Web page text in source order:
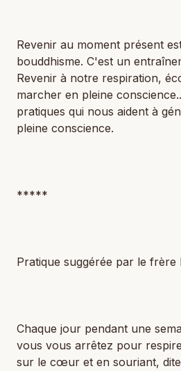
Revenir au moment présent
bouddhisme. C'est un
Revenir à notre respiration,
marcher en pleine
pratiques qui nous aident à
pleine conscience.
*****
Pratique suggérée par le frère
Chaque jour pendant une
vous vous arrêtez pour
sur le cœur et en souriant,